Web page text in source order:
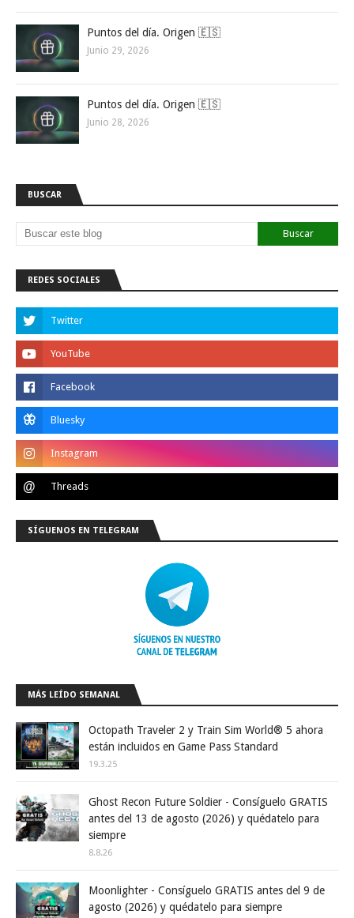
Puntos del día. Origen 🇪🇸
Junio 29, 2026
Puntos del día. Origen 🇪🇸
Junio 28, 2026
BUSCAR
REDES SOCIALES
SÍGUENOS EN TELEGRAM
MÁS LEÍDO SEMANAL
Octopath Traveler 2 y Train Sim World® 5 ahora
están incluidos en Game Pass Standard
19.3.25
Ghost Recon Future Soldier - Consíguelo GRATIS
antes del 13 de agosto (2026) y quédatelo para
siempre
8.8.26
Moonlighter - Consíguelo GRATIS antes del 9 de
agosto (2026) y quédatelo para siempre